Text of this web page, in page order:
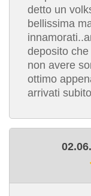
detto un
bellissima
deposito
non avere
ottimo
arrivati